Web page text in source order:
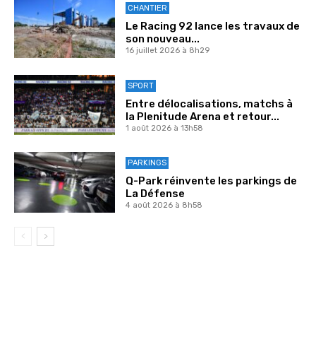
CHANTIER
Le Racing 92 lance les travaux de
son nouveau...
16 juillet 2026 à 8h29
SPORT
Entre délocalisations, matchs à
la Plenitude Arena et retour...
1 août 2026 à 13h58
PARKINGS
Q-Park réinvente les parkings de
La Défense
4 août 2026 à 8h58